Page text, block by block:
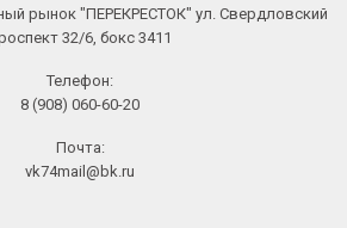
рынок "ПЕРЕКРЕСТОК" ул. Свердловский
32/6, бокс 3411
Телефон:
8 (908) 060-60-20
Почта:
vk74mail@bk.ru